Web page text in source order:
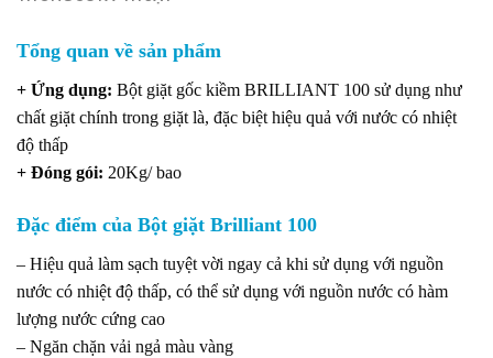
Tổng quan về sản phẩm
+ Ứng dụng: Bột giặt gốc kiềm BRILLIANT 100 sử dụng như
chất giặt chính trong giặt là, đặc biệt hiệu quả với nước có nhiệt
độ thấp
+ Đóng gói: 20Kg/ bao
Đặc điểm của Bột giặt Brilliant 100
– Hiệu quả làm sạch tuyệt vời ngay cả khi sử dụng với nguồn
nước có nhiệt độ thấp, có thể sử dụng với nguồn nước có hàm
lượng nước cứng cao
– Ngăn chặn vải ngả màu vàng